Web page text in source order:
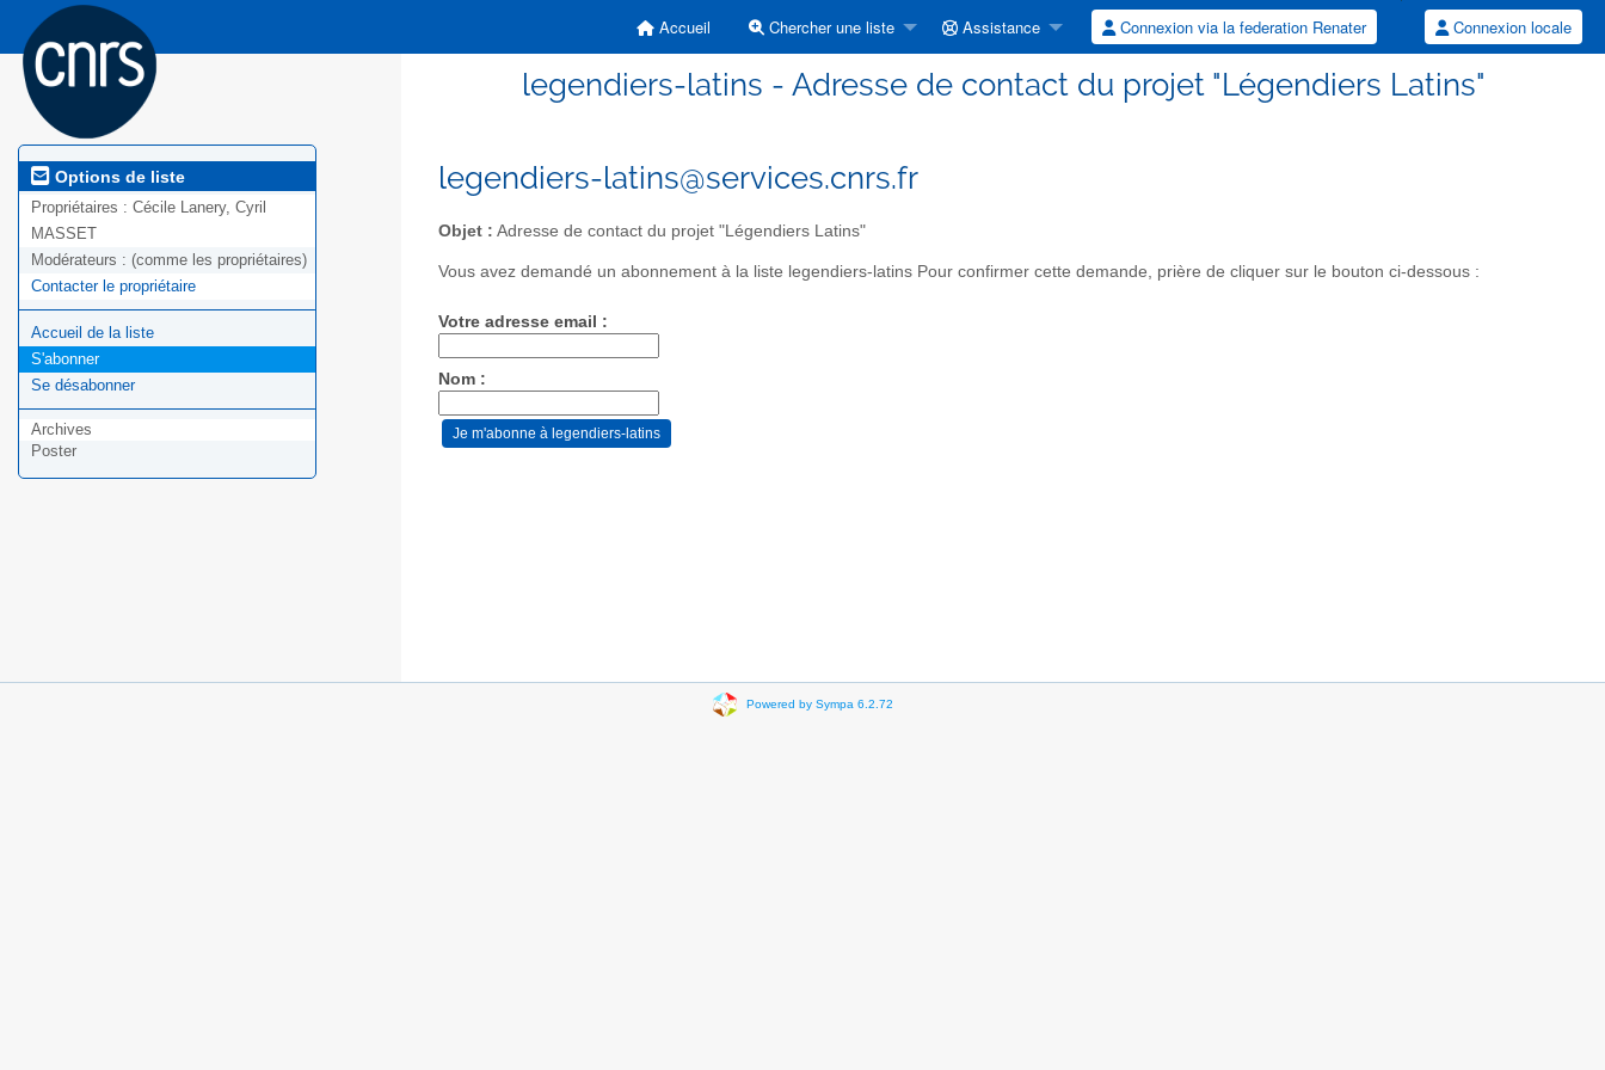
Accueil Chercher une liste Assistance Connexion via la federation Renater Connexion locale
legendiers-latins - Adresse de contact du projet "Légendiers Latins"
Options de liste
Propriétaires : Cécile Lanery, Cyril
MASSET
Modérateurs : (comme les propriétaires)
Contacter le propriétaire
Accueil de la liste
S'abonner
Se désabonner
Archives
Poster
legendiers-latins@services.cnrs.fr
Objet : Adresse de contact du projet "Légendiers Latins"
Vous avez demandé un abonnement à la liste legendiers-latins Pour confirmer cette demande, prière de cliquer sur le bouton ci-dessous :
Votre adresse email :
Nom :
Powered by Sympa 6.2.72